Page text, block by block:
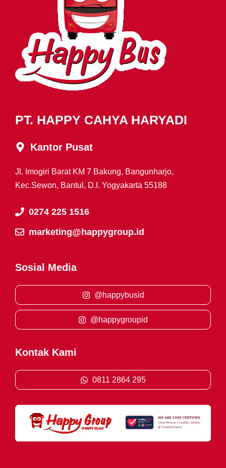
PT. HAPPY CAHYA HARYADI
Kantor Pusat
Jl. Imogiri Barat KM 7 Bakung, Bangunharjo,
Kec.Sewon, Bantul, D.I. Yogyakarta 55188
0274 225 1516
marketing@happygroup.id
Sosial Media
@happybusid
@happygroupid
Kontak Kami
0811 2864 295